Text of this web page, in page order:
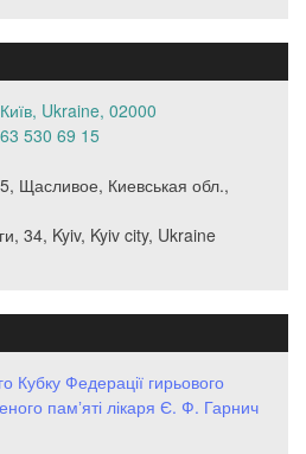
Ukraine, 02000
530 69 15
Щасливое, Киевськая обл.,
34, Kyiv, Kyiv city, Ukraine
Кубку Федерації гирьового
памʼяті лікаря Є. Ф. Гарнич